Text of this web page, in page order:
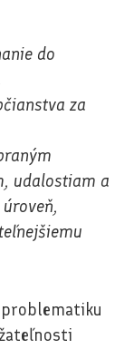
do
za
udalostiam a